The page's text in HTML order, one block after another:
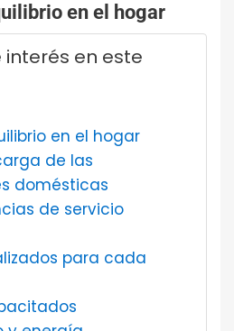
en el hogar
en este
en el hogar
de las
domésticas
de servicio
para cada